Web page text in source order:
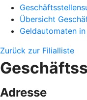
Übersicht
Geldautomaten
Zurück zur Filialliste
Adresse